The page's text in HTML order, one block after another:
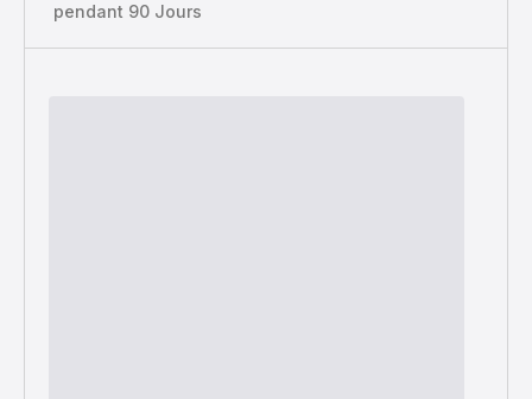
pendant 90 Jours